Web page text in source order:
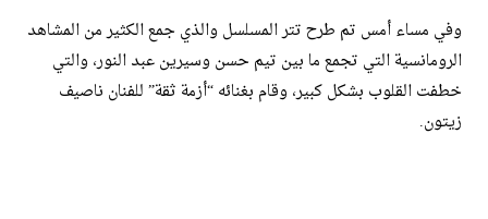
وفي مساء أمس تم طرح تتر المسلسل والذي جمع الكثير من المشاهد
الرومانسية التي تجمع ما بين تيم حسن وسيرين عبد النور، والتي
خطفت القلوب بشكل كبير، وقام بغنائه “أزمة ثقة” للفنان ناصيف
زيتون.